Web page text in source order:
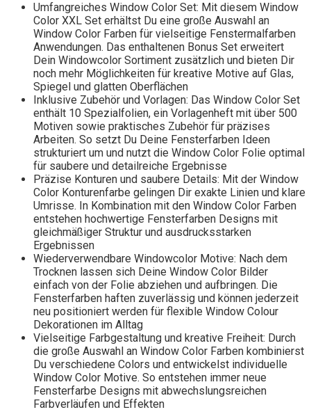
Umfangreiches Window Color Set: Mit diesem Window
Color XXL Set erhältst Du eine große Auswahl an
Window Color Farben für vielseitige Fenstermalfarben
Anwendungen. Das enthaltenen Bonus Set erweitert
Dein Windowcolor Sortiment zusätzlich und bieten Dir
noch mehr Möglichkeiten für kreative Motive auf Glas,
Spiegel und glatten Oberflächen
Inklusive Zubehör und Vorlagen: Das Window Color Set
enthält 10 Spezialfolien, ein Vorlagenheft mit über 500
Motiven sowie praktisches Zubehör für präzises
Arbeiten. So setzt Du Deine Fensterfarben Ideen
strukturiert um und nutzt die Window Color Folie optimal
für saubere und detailreiche Ergebnisse
Präzise Konturen und saubere Details: Mit der Window
Color Konturenfarbe gelingen Dir exakte Linien und klare
Umrisse. In Kombination mit den Window Color Farben
entstehen hochwertige Fensterfarben Designs mit
gleichmäßiger Struktur und ausdrucksstarken
Ergebnissen
Wiederverwendbare Windowcolor Motive: Nach dem
Trocknen lassen sich Deine Window Color Bilder
einfach von der Folie abziehen und aufbringen. Die
Fensterfarben haften zuverlässig und können jederzeit
neu positioniert werden für flexible Window Colour
Dekorationen im Alltag
Vielseitige Farbgestaltung und kreative Freiheit: Durch
die große Auswahl an Window Color Farben kombinierst
Du verschiedene Colors und entwickelst individuelle
Window Color Motive. So entstehen immer neue
Fensterfarbe Designs mit abwechslungsreichen
Farbverläufen und Effekten